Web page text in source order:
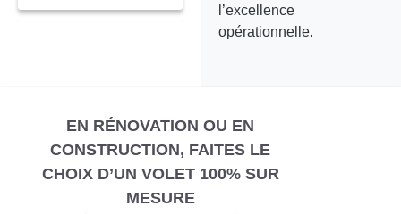
l’excellence
opérationnelle.
EN RÉNOVATION OU EN
CONSTRUCTION, FAITES LE
CHOIX D’UN VOLET 100% SUR
MESURE